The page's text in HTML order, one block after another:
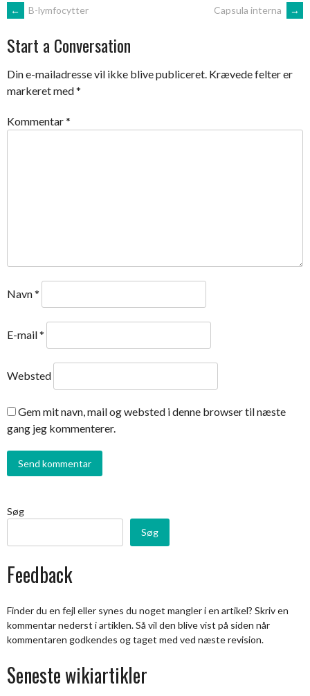
Post
navigation
← B-lymfocytter Capsula interna →
Start a Conversation
Din e-mailadresse vil ikke blive publiceret. Krævede felter er
markeret med*
Kommentar*
Navn*
E-mail*
Websted
Gem mit navn, mail og websted i denne browser til næste
gang jeg kommenterer.
Søg
Søg
Feedback
Finder du en fejl eller synes du noget mangler i en artikel? Skriv en
kommentar nederst i artiklen. Så vil den blive vist på siden når
kommentaren godkendes og taget med ved næste revision.
Seneste wikiartikler